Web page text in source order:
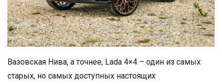
Вазовская Нива, а точнее, Lada 4×4 – один из самых
старых, но самых доступных настоящих